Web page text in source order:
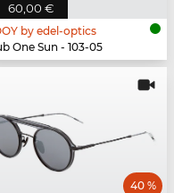
60,00 €
by edel-optics
One Sun - 103-05
40 %